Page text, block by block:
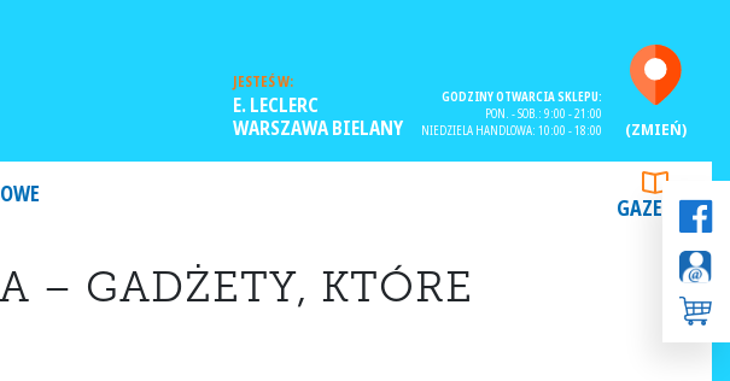
JESTEŚ W:
E. LECLERC
WARSZAWA BIELANY
GODZINY OTWARCIA SKLEPU:
PON. - SOB.: 9:00 - 21:00
NIEDZIELA HANDLOWA: 10:00 - 18:00
(ZMIEŃ)
GAZETKI
– GADŻETY, KTÓRE